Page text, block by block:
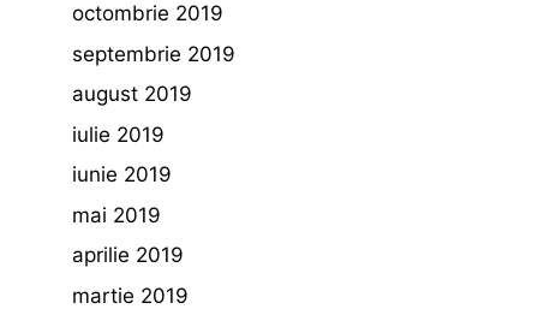
octombrie 2019
septembrie 2019
august 2019
iulie 2019
iunie 2019
mai 2019
aprilie 2019
martie 2019